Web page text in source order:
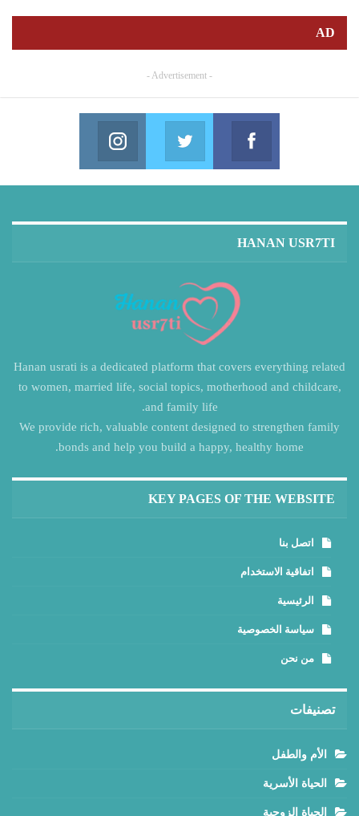
AD
- Advertisement -
Facebook
Join us on Facebook
Twitter
Join us on Twitter
HANAN USR7TI
Hanan usrati is a dedicated platform that covers everything related
to women, married life, social topics, motherhood and childcare,
and family life.
We provide rich, valuable content designed to strengthen family
bonds and help you build a happy, healthy home.
KEY PAGES OF THE WEBSITE
اتصل بنا
اتفاقية الاستخدام
الرئيسية
سياسة الخصوصية
من نحن
تصنيفات
الأم والطفل
الحياة الأسرية
الحياة الزوجية